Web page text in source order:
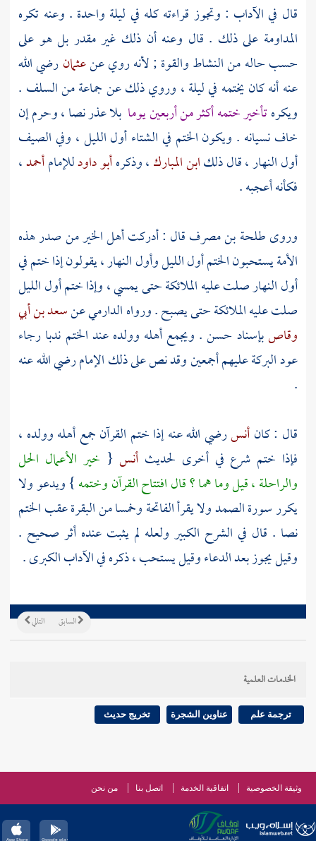
قال في الآداب : وتجوز قراءته كله في ليلة واحدة . وعنه تكره
المداومة على ذلك . قال وعنه أن ذلك غير مقدر بل هو على
حسب حاله من النشاط والقوة ; لأنه روي عنعثمانرضي الله
عنه أنه كان يختمه في ليلة ، وروي ذلك عن جماعة منالسلف .
ويكرهتأخير ختمه أكثر من أربعين يوما بلا عذر نصا ، وحرم إن
خاف نسيانه . ويكون الختم في الشتاء أول الليل ، وفي الصيف
أول النهار ، قال ذلكابن المبارك، وذكرهأبو داودللإمامأحمد،
فكأنه أعجبه .
وروىطلحة بن مصرفقال : أدركت أهل الخير من صدر هذه
الأمة يستحبون الختم أول الليل وأول النهار ، يقولون إذا ختم في
أول النهار صلت عليه الملائكة حتى يمسي ، وإذا ختم أول الليل
صلت عليه الملائكة حتى يصبح . ورواهالدارميعنسعد بن أبي
وقاصبإسناد حسن . ويجمع أهله وولده عند الختم ندبا رجاء
عود البركة عليهم أجمعين وقد نص على ذلك الإمام رضي الله عنه
.
قال : كانأنسرضي الله عنه إذا ختم القرآن جمع أهله وولده ،
فإذا ختم شرع في أخرى لحديث أنس { خير الأعمال الحل
والراحلة ، قيل وما هما ؟ قال افتتاح القرآن وختمه} ويدعو ولا
يكرر سورة الصمد ولا يقرأ الفاتحة وخمسا من البقرة عقب الختم
نصا . قال في الشرح الكبير ولعله لم يثبت عنده أثر صحيح .
وقيل يجوز بعد الدعاء وقيل يستحب ، ذكره في الآداب الكبرى .
التالي السابق
الخدمات العلمية
ترجمة علم عناوين الشجرة تخريج حديث
وثيقة الخصوصية اتفاقية الخدمة اتصل بنا من نحن